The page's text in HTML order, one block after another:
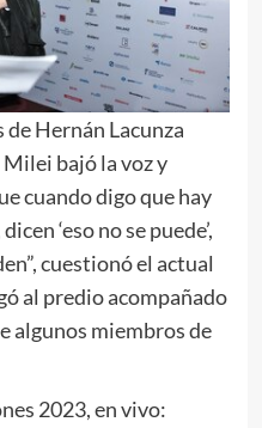
Hernán Lacunza
bajó la voz y
cuando digo que hay
‘eso no se puede’,
cuestionó el actual
al predio acompañado
algunos miembros de
2023, en vivo: